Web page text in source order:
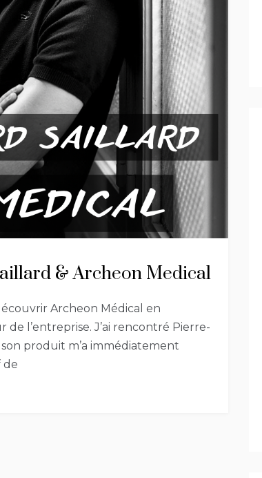
& Archeon Medical
Archeon Médical en
l’entreprise. J’ai rencontré Pierre-
produit m’a immédiatement
de